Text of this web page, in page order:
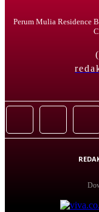
Perum Mulia Residence